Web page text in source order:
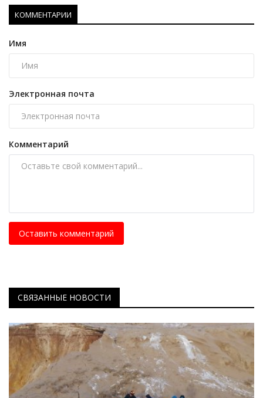
КОММЕНТАРИИ
Имя
Электронная почта
Комментарий
Оставить комментарий
СВЯЗАННЫЕ НОВОСТИ